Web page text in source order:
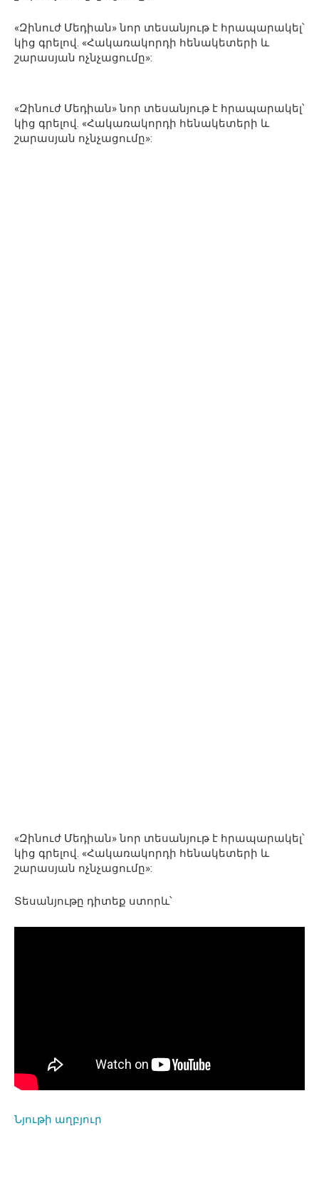
«Զինուժ Մեդիան» նոր տեսանյութ է հրապարակել՝
կից գրելով. «Հակառակորդի հենակետերի և
շարասյան ոչնչացումը»:
«Զինուժ Մեդիան» նոր տեսանյութ է հրապարակել՝
կից գրելով. «Հակառակորդի հենակետերի և
շարասյան ոչնչացումը»:
«Զինուժ Մեդիան» նոր տեսանյութ է հրապարակել՝
կից գրելով. «Հակառակորդի հենակետերի և
շարասյան ոչնչացումը»:
Տեսանյութը դիտեք ստորև՝
Նյութի աղբյուր